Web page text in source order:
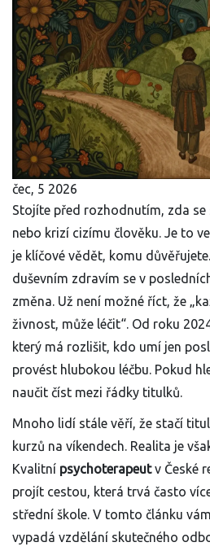
čec, 5 2026
Stojíte před rozhodnutím, zda
nebo krizí cizímu člověku. Je to
je klíčové vědět, komu
duševním zdravím se v
změna. Už není možné říct, že
živnost, může léčit“. Od roku
který má rozlišit, kdo umí jen
provést hlubokou léčbu. Pokud
naučit číst mezi řádky titulků.
Mnoho lidí stále věří, že stačí titul
kurzů na víkendech. Realita je
Kvalitní psychoterapeutv České
projít cestou, která trvá často
střední škole. V tomto článku
vypadá vzdělání skutečného